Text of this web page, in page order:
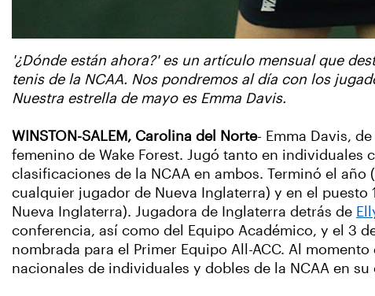
'¿Dónde están ahora?' es un artículo mensual que
tenis de la NCAA. Nos pondremos al día con los
Nuestra estrella de mayo es Emma Davis.
WINSTON-SALEM, Carolina del Norte- Emma Davis,
femenino de Wake Forest. Jugó tanto en individuales
clasificaciones de la NCAA en ambos. Terminó el
cualquier jugador de Nueva Inglaterra) y en el
Nueva Inglaterra). Jugadora de Inglaterra detrás de
conferencia, así como del Equipo Académico, y el 3
nombrada para el Primer Equipo All-ACC. Al
nacionales de individuales y dobles de la NCAA en su